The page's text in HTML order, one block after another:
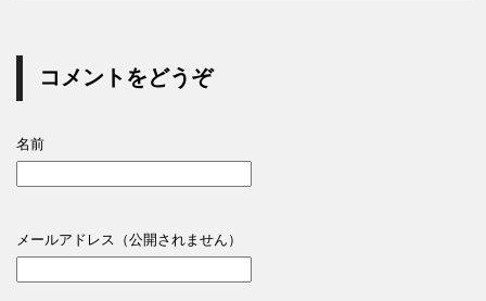
コメントをどうぞ
名前
メールアドレス（公開されません）